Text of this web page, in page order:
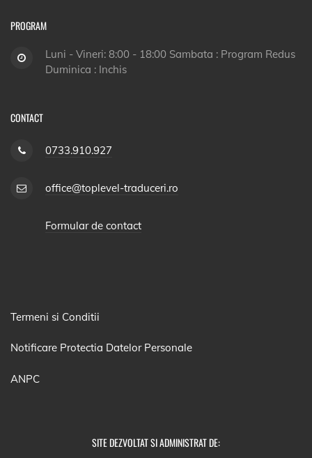
PROGRAM
Luni - Vineri: 8:00 - 18:00 Sambata : Program Redus
Duminica : Inchis
CONTACT
0733.910.927
office@toplevel-traduceri.ro
Formular de contact
Termeni si Conditii
Notificare Protectia Datelor Personale
ANPC
SITE DEZVOLTAT SI ADMINISTRAT DE: